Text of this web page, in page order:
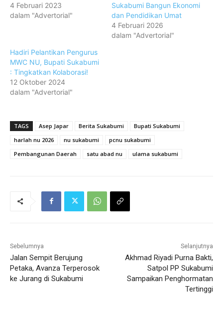
4 Februari 2023
dalam "Advertorial"
Sukabumi Bangun Ekonomi
dan Pendidikan Umat
4 Februari 2026
dalam "Advertorial"
Hadiri Pelantikan Pengurus
MWC NU, Bupati Sukabumi
: Tingkatkan Kolaborasi!
12 Oktober 2024
dalam "Advertorial"
TAGS Asep Japar Berita Sukabumi
Bupati Sukabumi
harlah nu 2026
nu sukabumi
pcnu sukabumi
Pembangunan Daerah
satu abad nu ulama sukabumi
Sebelumnya
Jalan Sempit Berujung
Petaka, Avanza Terperosok
ke Jurang di Sukabumi
Selanjutnya
Akhmad Riyadi Purna Bakti,
Satpol PP Sukabumi
Sampaikan Penghormatan
Tertinggi